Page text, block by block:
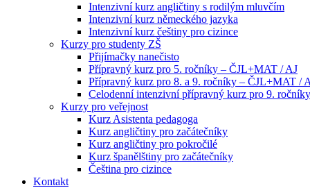
Intenzivní kurz angličtiny s rodilým mluvčím
Intenzivní kurz německého jazyka
Intenzivní kurz češtiny pro cizince
Kurzy pro studenty ZŠ
Přijímačky nanečisto
Přípravný kurz pro 5. ročníky – ČJL+MAT / AJ
Přípravný kurz pro 8. a 9. ročníky – ČJL+MAT /
Celodenní intenzivní přípravný kurz pro 9.
Kurzy pro veřejnost
Kurz Asistenta pedagoga
Kurz angličtiny pro začátečníky
Kurz angličtiny pro pokročilé
Kurz španělštiny pro začátečníky
Čeština pro cizince
Kontakt